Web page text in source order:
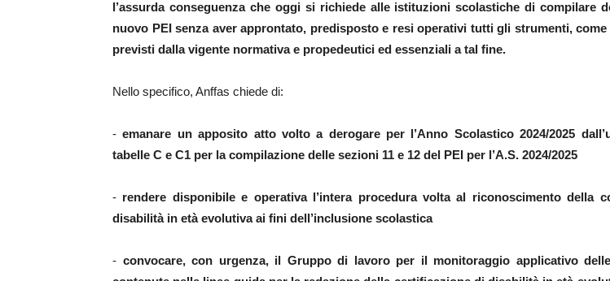
l’assurda conseguenza che oggi si richiede alle istituzioni scolastiche di compilare
nuovo PEI senza aver approntato, predisposto e resi operativi tutti gli strumenti,
previsti dalla vigente normativa e propedeutici ed essenziali a tal fine.
Nello specifico, Anffas chiede di:
-emanare un apposito atto volto a derogare per l’Anno Scolastico 2024/2025
tabelle C e C1 per la compilazione delle sezioni 11 e 12 del PEI per l’A.S. 2024/2025
- rendere disponibile e operativa l’intera procedura volta al riconoscimento della
disabilità in età evolutiva ai fini dell’inclusione scolastica
- convocare, con urgenza, il Gruppo di lavoro per il monitoraggio applicativo